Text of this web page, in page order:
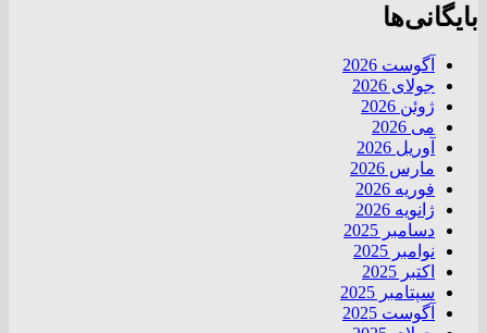
بایگانی‌ها
آگوست 2026
جولای 2026
ژوئن 2026
می 2026
آوریل 2026
مارس 2026
فوریه 2026
ژانویه 2026
دسامبر 2025
نوامبر 2025
اکتبر 2025
سپتامبر 2025
آگوست 2025